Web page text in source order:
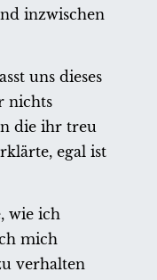
inzwischen
uns dieses
nichts
die ihr treu
egal ist
wie ich
mich
verhalten